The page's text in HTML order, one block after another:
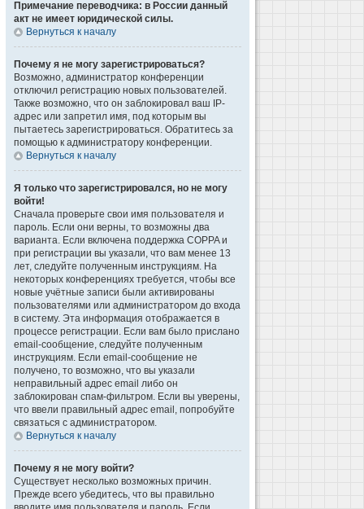
Примечание переводчика: в России данный
акт не имеет юридической силы.
Вернуться к началу
Почему я не могу зарегистрироваться?
Возможно, администратор конференции
отключил регистрацию новых пользователей.
Также возможно, что он заблокировал ваш IP-
адрес или запретил имя, под которым вы
пытаетесь зарегистрироваться. Обратитесь за
помощью к администратору конференции.
Вернуться к началу
Я только что зарегистрировался, но не могу
войти!
Сначала проверьте свои имя пользователя и
пароль. Если они верны, то возможны два
варианта. Если включена поддержка COPPA и
при регистрации вы указали, что вам менее 13
лет, следуйте полученным инструкциям. На
некоторых конференциях требуется, чтобы все
новые учётные записи были активированы
пользователями или администратором до входа
в систему. Эта информация отображается в
процессе регистрации. Если вам было прислано
email-сообщение, следуйте полученным
инструкциям. Если email-сообщение не
получено, то возможно, что вы указали
неправильный адрес email либо он
заблокирован спам-фильтром. Если вы уверены,
что ввели правильный адрес email, попробуйте
связаться с администратором.
Вернуться к началу
Почему я не могу войти?
Существует несколько возможных причин.
Прежде всего убедитесь, что вы правильно